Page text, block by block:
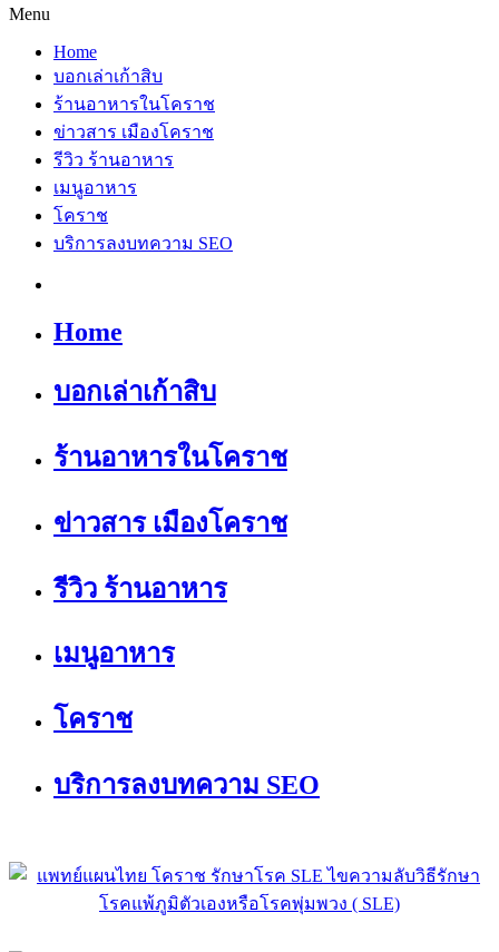
Menu
Home
บอกเล่าเก้าสิบ
ร้านอาหารในโคราช
ข่าวสาร เมืองโคราช
รีวิว ร้านอาหาร
เมนูอาหาร
โคราช
บริการลงบทความ SEO
Home
บอกเล่าเก้าสิบ
ร้านอาหารในโคราช
ข่าวสาร เมืองโคราช
รีวิว ร้านอาหาร
เมนูอาหาร
โคราช
บริการลงบทความ SEO